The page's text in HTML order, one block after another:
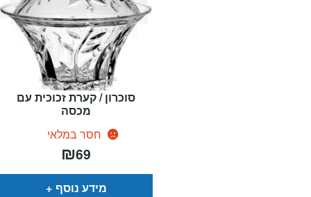
סוכרון / קערת זכוכית עם
מכסה
חסר במלאי
₪69
מידע נוסף